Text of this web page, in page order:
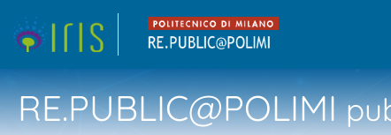
RE.PUBLIC@POLIMI